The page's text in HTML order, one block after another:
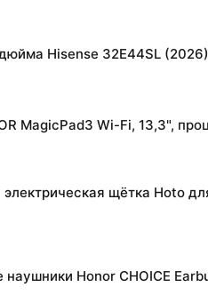
Hisense 32E44SL